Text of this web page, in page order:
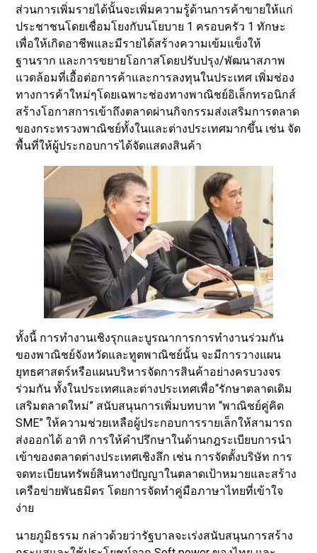
ส่วนการเพิ่มรายได้นั้นจะเพิ่มความรู้ด้านการค้าขายให้แก่
ประชาชนโดยเชื่อมโยงกับนโยบาย 1 ครอบครัว 1 ทักษะ
เพื่อให้เกิดอาชีพและมีรายได้สร้างความเข้มแข็งให้
ฐานราก และการขยายโอกาสโดยปรับปรุง/พัฒนาสภาพ
แวดล้อมที่เอื้อต่อการค้าและการลงทุนในประเทศ เพิ่มช่อง
ทางการค้าใหม่ๆโดยเฉพาะช่องทางพาณิชย์อิเล็กทรอนิกส์
สร้างโอกาสการเข้าถึงตลาดผ่านกิจกรรมส่งเสริมการตลาด
ของกระทรวงพาณิชย์ทั้งในและต่างประเทศมากขึ้น เช่น จัด
พื้นที่ให้ผู้ประกอบการได้จัดแสดงสินค้า
ทั้งนี้ การทำงานเชิงรุกและบูรณาการการทำงานร่วมกัน
ของพาณิชย์จังหวัดและทูตพาณิชย์นั้น จะมีการวางแผน
ยุทธศาสตร์หรือแผนบริหารจัดการสินค้าอย่างครบวงจร
ร่วมกัน ทั้งในประเทศและต่างประเทศเพื่อ“รักษาตลาดเดิม
เสริมตลาดใหม่” สนับสนุนการเพิ่มบทบาท “พาณิชย์คู่คิด
SME” ให้ความช่วยเหลือผู้ประกอบการรายเล็กให้สามารถ
ส่งออกได้ อาทิ การให้คำปรึกษาในด้านกฎระเบียบการนำ
เข้าของตลาดต่างประเทศเชิงลึก เช่น การจัดตั้งบริษัท การ
จดทะเบียนทรัพย์สินทางปัญญาในตลาดเป้าหมายและสร้าง
เครือข่ายพันธมิตร โดยการจัดทำคู่มือภาษาไทยที่เข้าใจ
ง่าย
นายภูมิธรรม กล่าวด้วยว่ารัฐบาลจะเร่งสนับสนุนการสร้าง